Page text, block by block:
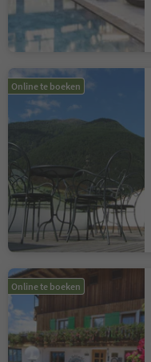
Online te boeken
Online te boeken